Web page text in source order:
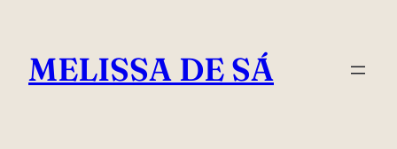
conteúdo
MELISSA DE SÁ